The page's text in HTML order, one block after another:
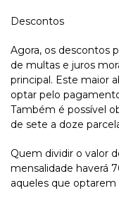
Descontos
Agora, os descontos
de multas e juros
principal. Este maior
optar pelo
Também é possível
de sete a doze
Quem dividir o valor
mensalidade haverá
aqueles que optarem